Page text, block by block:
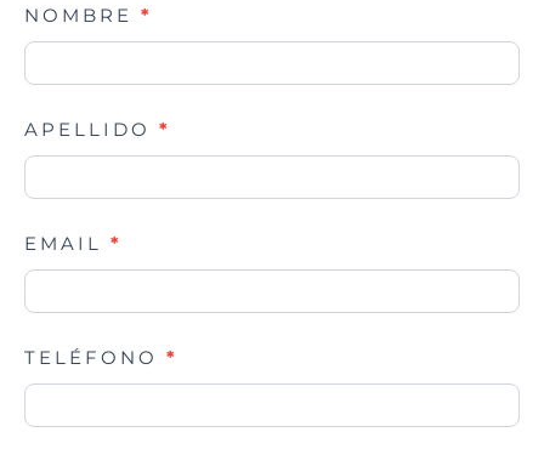
Clases
NOMBRE *
APELLIDO *
EMAIL *
TELÉFONO *